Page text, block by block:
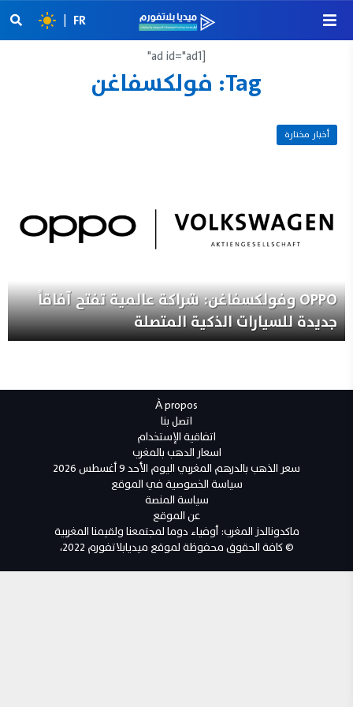
FR
|
[ad id="ad1"
Tag: فولكسفاغن
أخبار مختارة
OPPO وفولكسفاغن: شراكة عالمية تفتح آفاقاً
جديدة للسيارات الذكية المتصلة
© كافة الحقوق محفوظة لموقع ميديابلاتفورم 2022،
À propos
اتصل بنا
اتفاقية الإستخدام
اسعار الدهب بالمغرب
سعر الذهب بالدرهم المغربي اليوم الأحد 9 أغسطس 2026
سياسة الخصوصية في الموقع
سياسة المنصة
عن الموقع
ماكدونالدز المغرب: أوفياء دوما لمجتمعنا ولقيمنا المغربية